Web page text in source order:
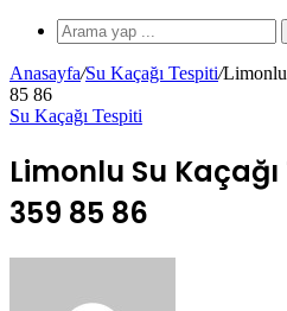
Anasayfa/Su Kaçağı Tespiti/Limonlu
85 86
Su Kaçağı Tespiti
Limonlu Su
359 85 86